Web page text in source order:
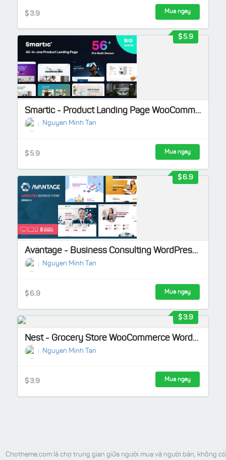
3.9 Mua ngay
Smartic - Product Landing Page WooCommerce Theme
Nguyen Minh Tan
5.9 Mua ngay
5.9
Avantage - Business Consulting WordPress Theme
Nguyen Minh Tan
6.9 Mua ngay
6.9
Nest - Grocery Store WooCommerce WordPress Theme
Nguyen Minh Tan
3.9 Mua ngay
3.9
Chotheme.com là chợ trung gian giữa người mua và người bán, không có